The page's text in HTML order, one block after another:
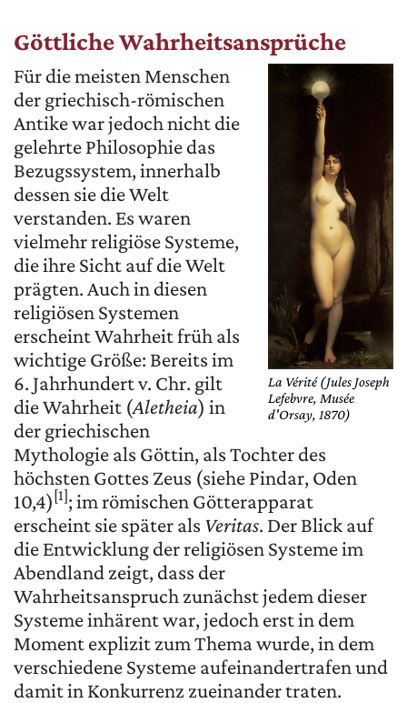
Göttliche Wahrheitsansprüche
La Vérité (Jules Joseph
Lefebvre, Musée
d'Orsay, 1870)
Für die meisten Menschen
der griechisch-römischen
Antike war jedoch nicht die
gelehrte Philosophie das
Bezugssystem, innerhalb
dessen sie die Welt
verstanden. Es waren
vielmehr religiöse Systeme,
die ihre Sicht auf die Welt
prägten. Auch in diesen
religiösen Systemen
erscheint Wahrheit früh als
wichtige Größe: Bereits im
6. Jahrhundert v. Chr. gilt
die Wahrheit (Aletheia) in
der griechischen
Mythologie als Göttin, als Tochter des
höchsten Gottes Zeus (siehe Pindar, Oden
10,4) [1]; im römischen Götterapparat
erscheint sie später als Veritas. Der Blick auf
die Entwicklung der religiösen Systeme im
Abendland zeigt, dass der
Wahrheitsanspruch zunächst jedem dieser
Systeme inhärent war, jedoch erst in dem
Moment explizit zum Thema wurde, in dem
verschiedene Systeme aufeinandertrafen und
damit in Konkurrenz zueinander traten.